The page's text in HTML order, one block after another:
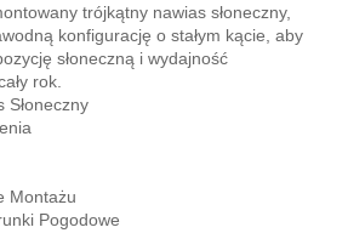
trójkątny nawias słoneczny,
konfigurację o stałym kącie, aby
słoneczną i wydajność
rok.
Słoneczny
Montażu
Pogodowe